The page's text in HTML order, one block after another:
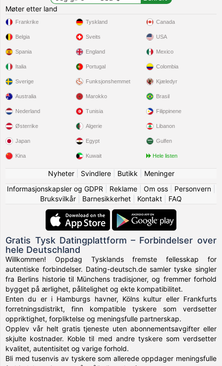
Møter etter land
Frankrike
Belgia
Spania
Italia
Sverige
Tyskland
Sveits
England
Portugal
Funksjonshemmet
Canada
USA
Mexico
Colombia
Kjæledyr
Australia
Nederland
Østerrike
Japan
Kina
Marokko
Tunisia
Algerie
Egypt
Kuwait
Brasil
Filippinene
Libanon
Gulfen
Hele listen
Nyheter| Svindlere| Butikk
Meninger
Informasjonskapsler og GDPR
Reklame| Om oss| Personvern|
Bruksvilkår
Barnesikkerhet Kontakt FAQ
Gratis Tysk Datingplattform – Forbindelser over
hele Deutschland
Willkommen! Oppdag Tysklands fremste fellesskap for
autentiske forbindelser. Dating-deutsch.de samler tyske singler
fra Berlins historie til Münchens tradisjoner, og fremmer forhold
bygget på ærlighet, pålitelighet og ekte kompatibilitet.
Enten du er i Hamburgs havner, Kölns kultur eller Frankfurts
forretningsdistrikt, finn kompatible tyskere som verdsetter
oppriktighet, forpliktelse og meningsfulle partnerskap.
Opplev vår helt gratis tjeneste uten abonnementsavgifter eller
skjulte kostnader. Koble til med andre tyskere som verdsetter
kvalitet, autentisitet og varige forhold.
Bli med tusenvis av tyskere som allerede oppdager meningsfulle